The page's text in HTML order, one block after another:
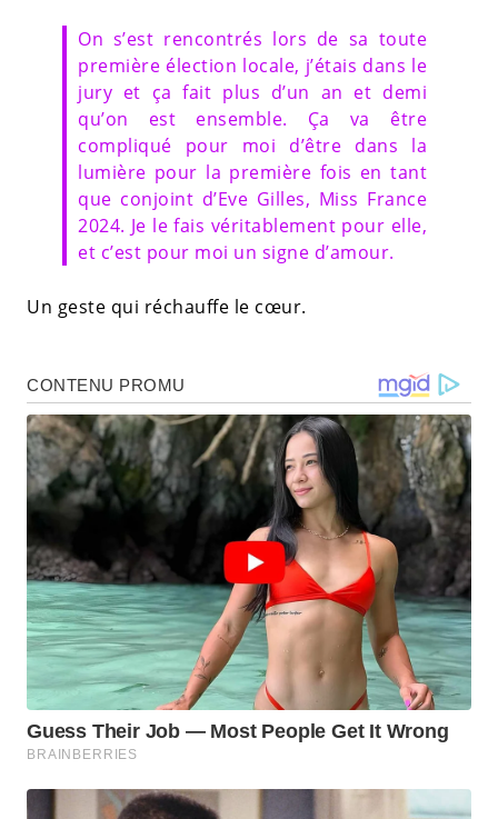
On s’est rencontrés lors de sa toute
première élection locale, j’étais dans le
jury et ça fait plus d’un an et demi
qu’on est ensemble. Ça va être
compliqué pour moi d’être dans la
lumière pour la première fois en tant
que conjoint d’Eve Gilles, Miss France
2024. Je le fais véritablement pour elle,
et c’est pour moi un signe d’amour.
Un geste qui réchauffe le cœur.